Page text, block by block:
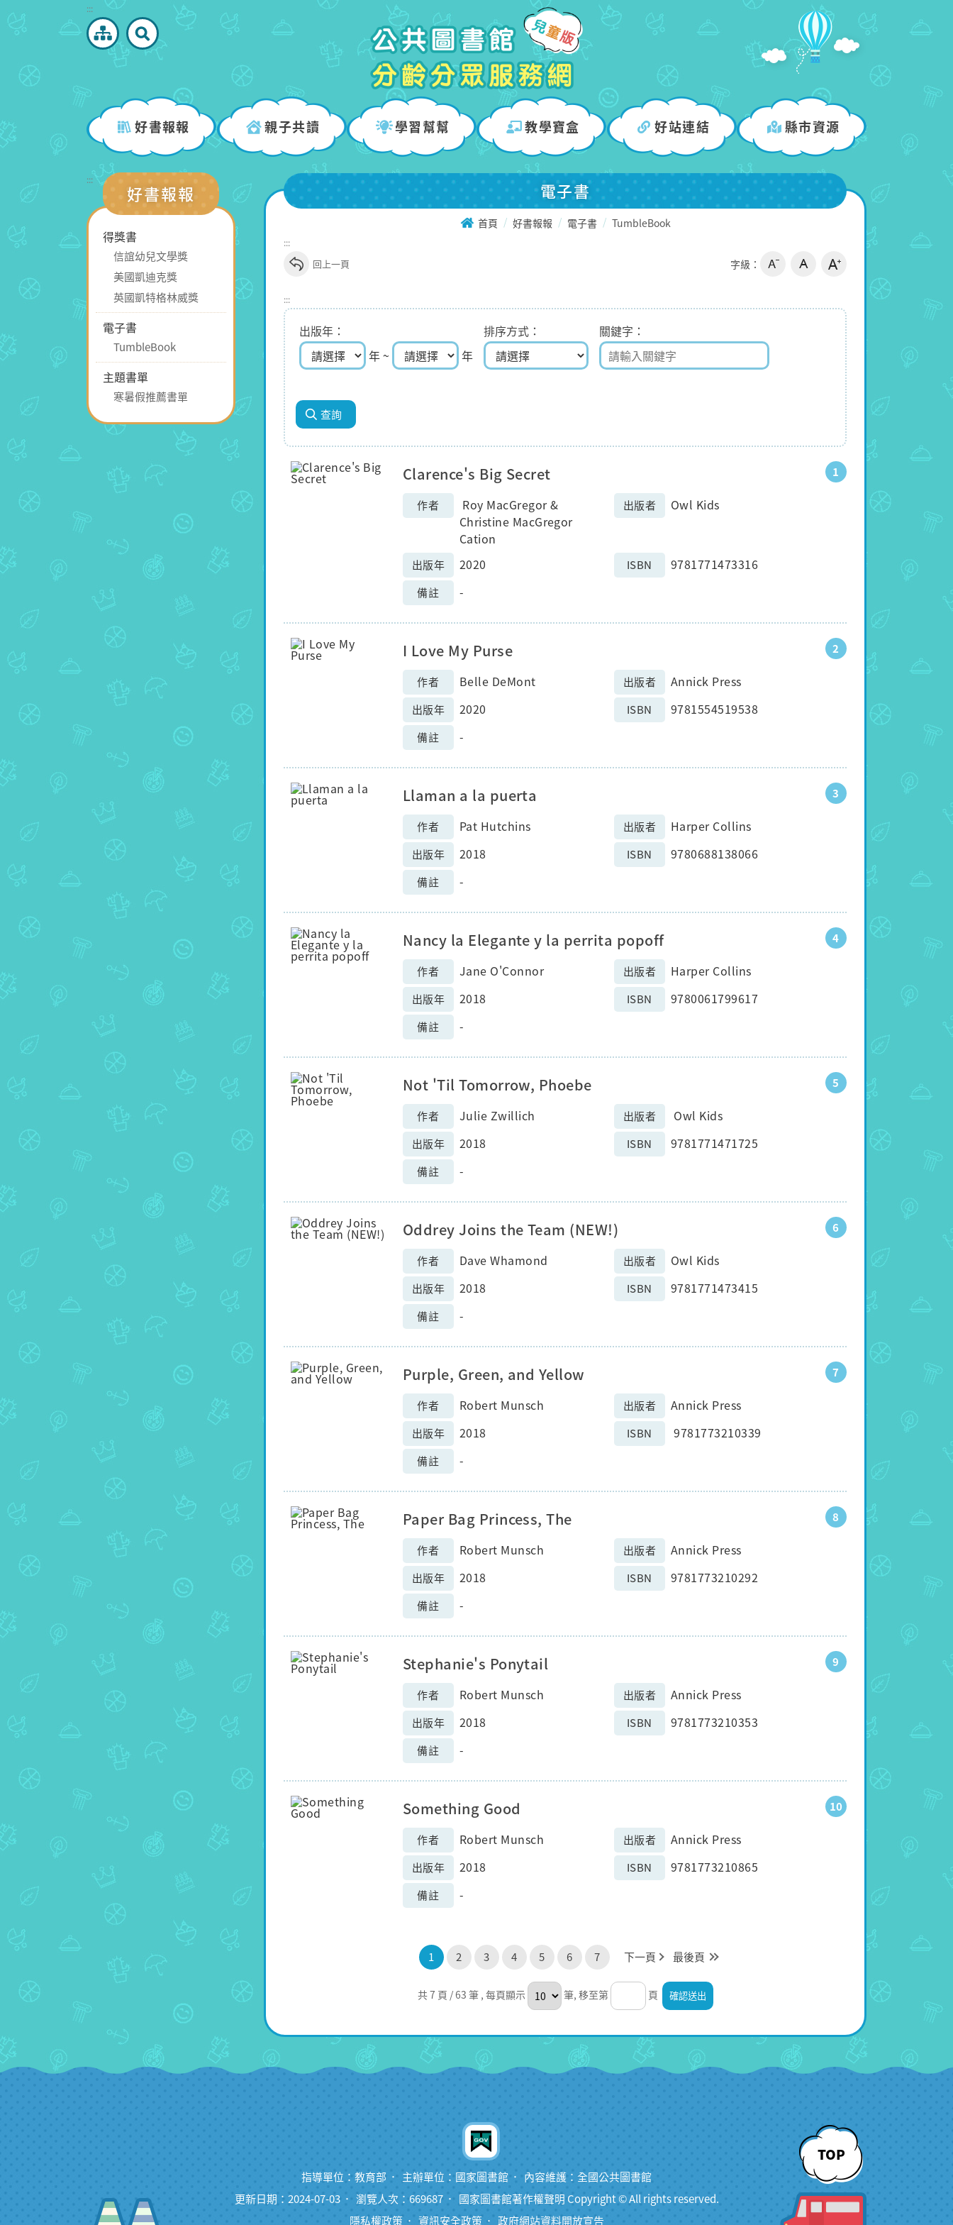
到
塊
:::
好書報報 親子共讀 學習幫幫 教學寶盒 好站連結 縣市資源
:::
好書報報
得獎書
信誼幼兒文學獎
美國凱迪克獎
英國凱特格林威獎
電子書
TumbleBook
主題書單
寒暑假推薦書單
電子書
首頁 好書報報 電子書 TumbleBook
:::
回上一頁 字級：
:::
出版年
年 ~
年
排序方式 關鍵字
1
Clarence's Big Secret
作者
Roy MacGregor &
Christine MacGregor
Cation
出版者 Owl Kids
出版年 2020 ISBN 9781771473316
備註 -
2
I Love My Purse
作者 Belle DeMont 出版者 Annick Press
出版年 2020 ISBN 9781554519538
備註 -
3
Llaman a la puerta
作者 Pat Hutchins 出版者 Harper Collins
出版年 2018 ISBN 9780688138066
備註 -
4
Nancy la Elegante y la perrita popoff
作者 Jane O'Connor 出版者 Harper Collins
出版年 2018 ISBN 9780061799617
備註 -
5
Not 'Til Tomorrow, Phoebe
作者 Julie Zwillich 出版者 Owl Kids
出版年 2018 ISBN 9781771471725
備註 -
6
Oddrey Joins the Team (NEW!)
作者 Dave Whamond 出版者 Owl Kids
出版年 2018 ISBN 9781771473415
備註 -
7
Purple, Green, and Yellow
作者 Robert Munsch 出版者 Annick Press
出版年 2018 ISBN 9781773210339
備註 -
8
Paper Bag Princess, The
作者 Robert Munsch 出版者 Annick Press
出版年 2018 ISBN 9781773210292
備註 -
9
Stephanie's Ponytail
作者 Robert Munsch 出版者 Annick Press
出版年 2018 ISBN 9781773210353
備註 -
10
Something Good
作者 Robert Munsch 出版者 Annick Press
出版年 2018 ISBN 9781773210865
備註 -
1 2 3 4 5 6 7 下一頁 最後頁
共 7 頁 / 63 筆 , 每頁顯示 筆, 移至第 頁
TOP
指導單位：教育部 主辦單位：國家圖書館
內容維護：全國公共圖書館
更新日期：2024-07-03
瀏覽人次：669687
國家圖書館著作權聲明 Copyright © All rights reserved.
隱私權政策
資訊安全政策 政府網站資料開放宣告